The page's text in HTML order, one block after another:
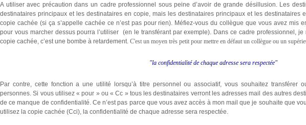
A utiliser avec précaution dans un cadre professionnel sous peine d’avoir de grande désillusion. Les
destinataires principaux et les destinataires en copie, mais les destinataires principaux et les destinataires
copie cachée (si ça s’appelle cachée ce n’est pas pour rien). Méfiez-vous du collègue que vous avez mis
pour vous marcher dessus pourra l’utiliser (en le transférant par exemple). Dans ce cadre professionnel,
copie cachée, c’est une bombe à retardement. C'est un moyen très petit pour mettre en défaut un collègue ou un
"la confidentialité de chaque adresse sera respectée"
Par contre, cette fonction a une utilité lorsqu’à titre personnel ou associatif, vous souhaitez transférer
personnes. Si vous utilisez « pour » ou « Cc » tous les destinataires verront les adresses mail des autres
de ce manque de confidentialité. Ce n’est pas parce que vous avez accès à mon mail que je souhaite que
utilisez la copie cachée (Cci), la confidentialité de chaque adresse sera respectée.